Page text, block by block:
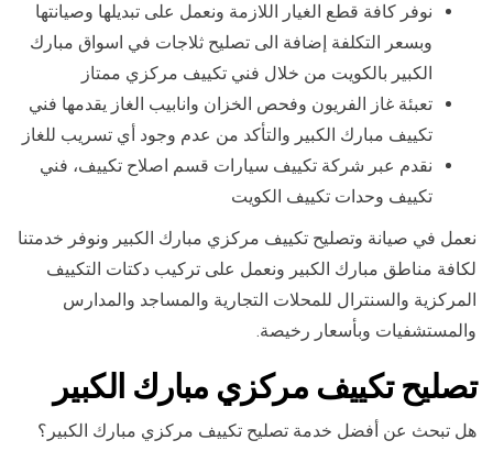
نوفر كافة قطع الغيار اللازمة ونعمل على تبديلها وصيانتها
وبسعر التكلفة إضافة الى تصليح ثلاجات في اسواق مبارك
الكبير بالكويت من خلال فني تكييف مركزي ممتاز
تعبئة غاز الفريون وفحص الخزان وانابيب الغاز يقدمها فني
تكييف مبارك الكبير والتأكد من عدم وجود أي تسريب للغاز
نقدم عبر شركة تكييف سيارات قسم اصلاح تكييف، فني
تكييف وحدات تكييف الكويت
نعمل في صيانة وتصليح تكييف مركزي مبارك الكبير ونوفر خدمتنا
لكافة مناطق مبارك الكبير ونعمل على تركيب دكتات التكييف
المركزية والسنترال للمحلات التجارية والمساجد والمدارس
والمستشفيات وبأسعار رخيصة.
تصليح تكييف مركزي مبارك الكبير
هل تبحث عن أفضل خدمة تصليح تكييف مركزي مبارك الكبير؟